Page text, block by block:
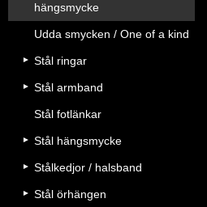
hängsmycke
Udda smycken / One of a kind
Stål ringar
Stål armband
Stål fotlänkar
Stål hängsmycke
Stålkedjor / halsband
Stål örhängen